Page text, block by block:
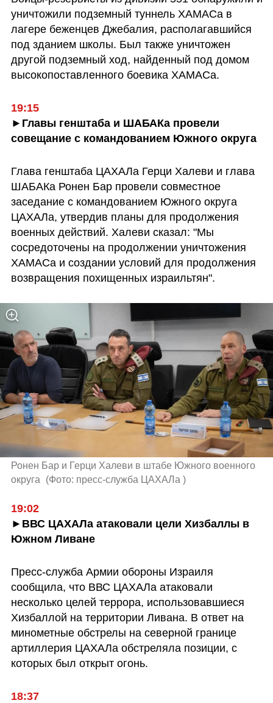
уничтожили подземный туннель ХАМАСа в
лагере беженцев Джебалия, располагавшийся
под зданием школы. Был также уничтожен
другой подземный ход, найденный под домом
высокопоставленного боевика ХАМАСа.
19:15
►Главы генштаба и ШАБАКа провели
совещание с командованием Южного округа
Глава генштаба ЦАХАЛа Герци Халеви и глава
ШАБАКа Ронен Бар провели совместное
заседание с командованием Южного округа
ЦАХАЛа, утвердив планы для продолжения
военных действий. Халеви сказал: "Мы
сосредоточены на продолжении уничтожения
ХАМАСа и создании условий для продолжения
возвращения похищенных израильтян".
Ронен Бар и Герци Халеви в штабе Южного военного
округа
(Фото: пресс-служба ЦАХАЛа )
19:02
►ВВС ЦАХАЛа атаковали цели Хизбаллы в
Южном Ливане
Пресс-служба Армии обороны Израиля
сообщила, что ВВС ЦАХАЛа атаковали
несколько целей террора, использовавшиеся
Хизбаллой на территории Ливана. В ответ на
минометные обстрелы на северной границе
артиллерия ЦАХАЛа обстреляла позиции, с
которых был открыт огонь.
18:37